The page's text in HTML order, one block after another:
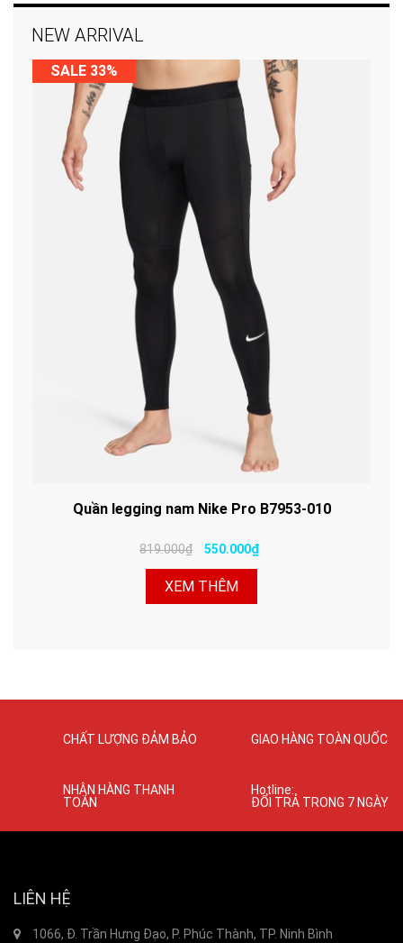
NEW ARRIVAL
SALE 33%
Quần legging nam Nike Pro B7953-010
819.000₫ 550.000₫
XEM THÊM
CHẤT LƯỢNG ĐẢM BẢO GIAO HÀNG TOÀN QUỐC
NHẬN HÀNG THANH
TOÁN
Hotline:
ĐỔI TRẢ TRONG 7 NGÀY
LIÊN HỆ
1066, Đ. Trần Hưng Đạo, P. Phúc Thành, TP. Ninh Bình